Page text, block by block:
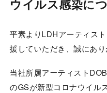
ウイルス感染に
平素よりLDHアーティス
援していただき、誠にあり
当社所属アーティスト
のGSが新型コロナウイル